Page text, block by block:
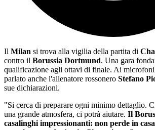
Il Milan si trova alla vigilia della partita di
contro il Borussia Dortmund. Una gara
qualificazione agli ottavi di finale. Ai
parlato anche l'allenatore rossonero Stefano
sue dichiarazioni.
"Si cerca di preparare ogni minimo dettaglio.
una grande atmosfera, ci potrà aiutare. Il
casalinghi impressionanti: non perde in